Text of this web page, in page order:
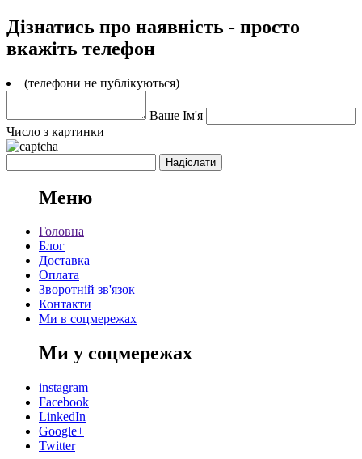
Дізнатись про наявність - просто
вкажіть телефон
(телефони не публікуються)
Ваше Ім'я
Число з картинки
Меню
Головна
Блог
Доставка
Оплата
Зворотній зв'язок
Контакти
Ми в соцмережах
Ми у соцмережах
instagram
Facebook
LinkedIn
Google+
Twitter